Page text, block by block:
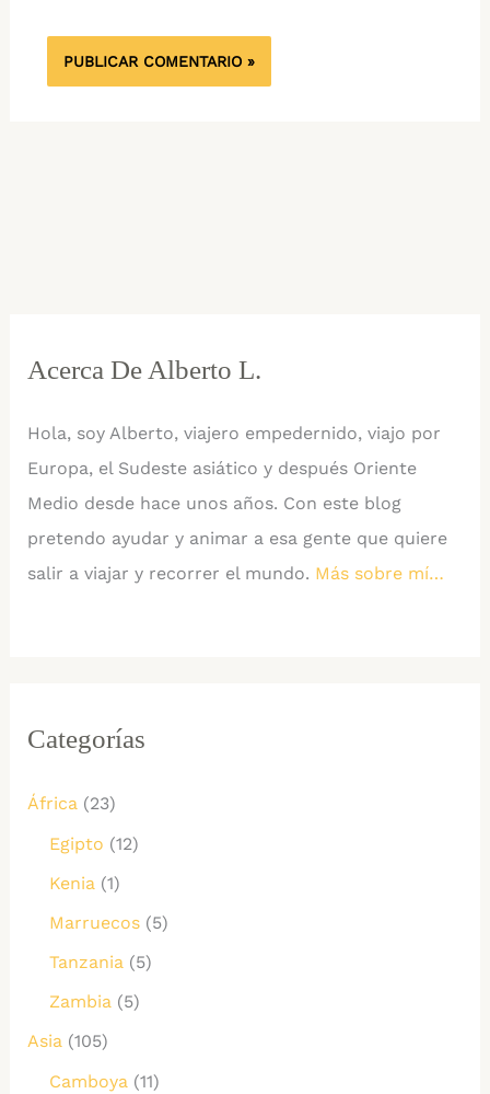
Acerca De Alberto L.
Hola, soy Alberto, viajero empedernido, viajo por
Europa, el Sudeste asiático y después Oriente
Medio desde hace unos años. Con este blog
pretendo ayudar y animar a esa gente que quiere
salir a viajar y recorrer el mundo. Más sobre mí…
Categorías
África(23)
Egipto (12)
Kenia(1)
Marruecos(5)
Tanzania(5)
Zambia(5)
Asia(105)
Camboya(11)